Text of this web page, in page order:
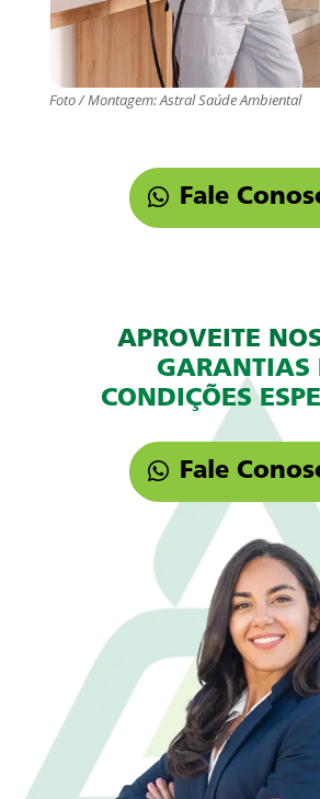
Foto / Montagem: Astral Saúde Ambiental
Fale
APROVEITE
GARANTIAS
CONDIÇÕES
Fale